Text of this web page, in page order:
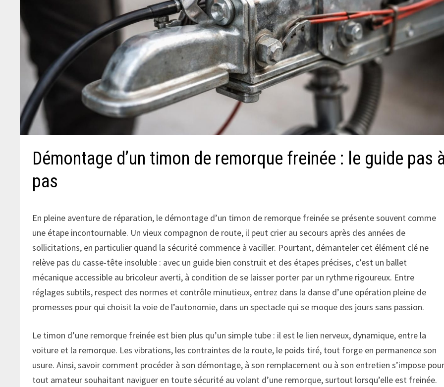
Démontage d’un timon de remorque freinée : le guide pas
pas
En pleine aventure de réparation, le démontage d’un timon de remorque freinée se présente souvent comme
une étape incontournable. Un vieux compagnon de route, il peut crier au secours après des années de
sollicitations, en particulier quand la sécurité commence à vaciller. Pourtant, démanteler cet élément clé ne
relève pas du casse-tête insoluble : avec un guide bien construit et des étapes précises, c’est un ballet
mécanique accessible au bricoleur averti, à condition de se laisser porter par un rythme rigoureux. Entre
réglages subtils, respect des normes et contrôle minutieux, entrez dans la danse d’une opération pleine de
promesses pour qui choisit la voie de l’autonomie, dans un spectacle qui se moque des jours sans passion.
Le timon d’une remorque freinée est bien plus qu’un simple tube : il est le lien nerveux, dynamique, entre la
voiture et la remorque. Les vibrations, les contraintes de la route, le poids tiré, tout forge en permanence son
usure. Ainsi, savoir comment procéder à son démontage, à son remplacement ou à son entretien s’impose
tout amateur souhaitant naviguer en toute sécurité au volant d’une remorque, surtout lorsqu’elle est freinée.